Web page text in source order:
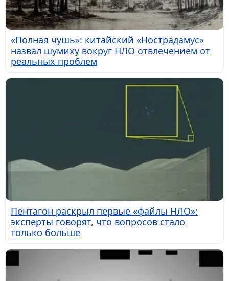
«Полная чушь»: китайский «Нострадамус»
назвал шумиху вокруг НЛО отвлечением от
реальных проблем
Пентагон раскрыл первые «файлы НЛО»:
эксперты говорят, что вопросов стало
только больше